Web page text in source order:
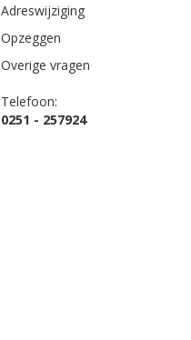
Adreswijziging
Opzeggen
Overige vragen
Telefoon:
0251 - 257924